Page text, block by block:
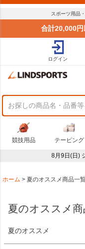
スポーツ用品
合計20,000
ログイン
競技用品 テーピング
8月9日(日)
ホーム 夏のオススメ商品一
夏のオススメ商
夏のオススメ
標準
新着順
価格が安い順
価格が高い順
セール
まとめてお得
アウトレット
商品番号